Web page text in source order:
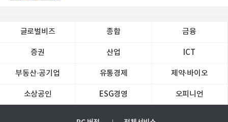
글로벌비즈 종합 금융
증권 산업 ICT
부동산·공기업 유통경제 제약∙바이오
소상공인 ESG경영 오피니언